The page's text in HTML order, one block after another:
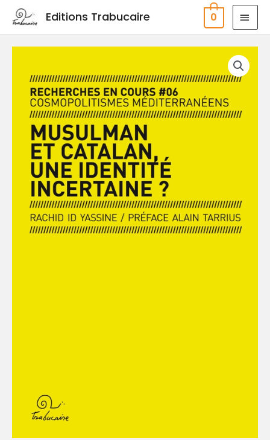
contenu
Editions Trabucaire 0
Musulman
catalan,
identité
incertaine?